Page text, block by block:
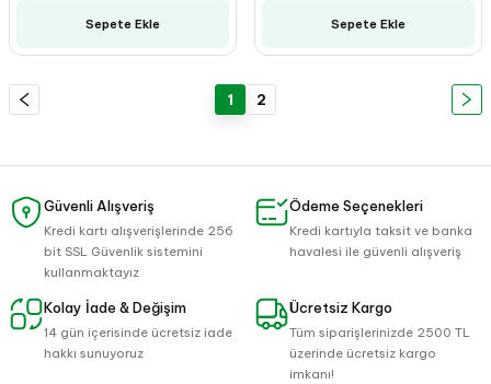
Sepete Ekle Sepete Ekle
1 2
Güvenli Alışveriş
Kredi kartı alışverişlerinde 256
bit SSL Güvenlik sistemini
kullanmaktayız
Ödeme Seçenekleri
Kredi kartıyla taksit ve banka
havalesi ile güvenli alışveriş
Kolay İade & Değişim
14 gün içerisinde ücretsiz iade
hakkı sunuyoruz
Ücretsiz Kargo
Tüm siparişlerinizde 2500 TL
üzerinde ücretsiz kargo
imkanı!